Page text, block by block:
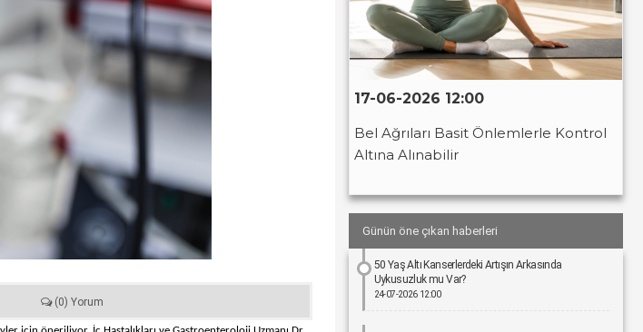
(0) Yorum
17-06-2026 12:00
Bel Ağrıları Basit Önlemlerle Kontrol
Altına Alınabilir
Günün öne çıkan haberleri
50 Yaş Altı Kanserlerdeki Artışın Arkasında
Uykusuzluk mu Var?
24-07-2026 12:00